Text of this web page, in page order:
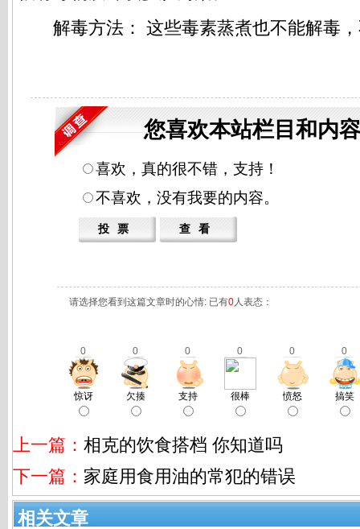
解毒方法： 这些毒素蒸煮也不能解毒，
您喜欢本站栏目和内
喜欢，真的很不错，支持！
不喜欢，没有我要的内容。
请选择您看到这篇文章时的心情: 已有0人表态：
0 0 0 0 0 0
惊讶 欠揍 支持 很棒 愤怒 搞笑
上一篇： 相克的饮食搭档 你知道吗
下一篇： 家庭用食用油的常犯的错误
相关文章